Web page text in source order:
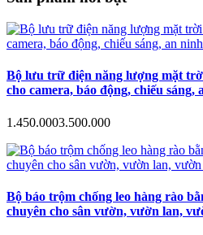
Bộ lưu trữ điện năng lượng mặt
cho camera, báo động, chiếu sáng,
1.450.0003.500.000
Bộ báo trộm chống leo hàng rào
chuyên cho sân vườn, vườn lan,